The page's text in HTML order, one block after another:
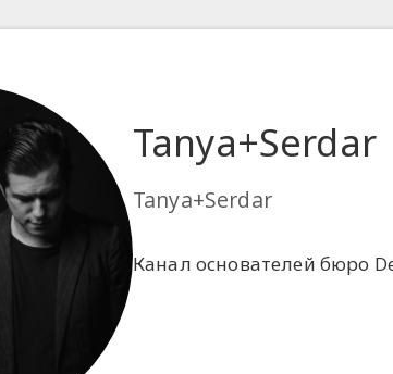
Tanya+Serdar
Tanya+Serdar
Канал основателей бюро